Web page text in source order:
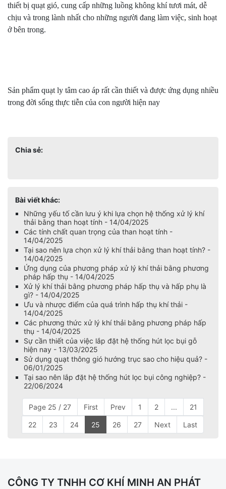
thiết bị quạt gió, cung cấp những luồng không khí tươi mát, dễ
chịu và trong lành nhất cho những người đang làm việc, sinh hoạt
ở bên trong.
Sản phẩm quạt ly tâm cao áp rất cần thiết và được ứng dụng nhiều
trong đời sống thực tiễn của con người hiện nay
Chia sẻ:
Bài viết khác:
Những yếu tố cần lưu ý khi lựa chọn hệ thống xử lý khí
thải bằng than hoạt tính - 14/04/2025
Các tính chất quan trọng của than hoạt tính -
14/04/2025
Tại sao nên lựa chọn xử lý khí thải bằng than hoạt tính? -
14/04/2025
Ứng dụng của phương pháp xử lý khí thải bằng phương
pháp hấp thụ - 14/04/2025
Xử lý khí thải bằng phương pháp hấp thụ và hấp phụ là
gì? - 14/04/2025
Ưu và nhược điểm của quá trình hấp thụ khí thải -
14/04/2025
Các phương thức xử lý khí thải bằng phương pháp hấp
thụ - 14/04/2025
Sự cần thiết của việc lắp đặt hệ thống hút lọc bụi gỗ
hiện nay - 13/03/2025
Sử dụng quạt thông gió hướng trục sao cho hiệu quả? -
06/01/2025
Tại sao nên lắp đặt hệ thống hút lọc bụi công nghiệp? -
22/06/2024
Page 25 / 27 First Prev 1 2 ... 21
22 23 24 25 26 27 Next Last
CÔNG TY TNHH CƠ KHÍ MINH AN PHÁT